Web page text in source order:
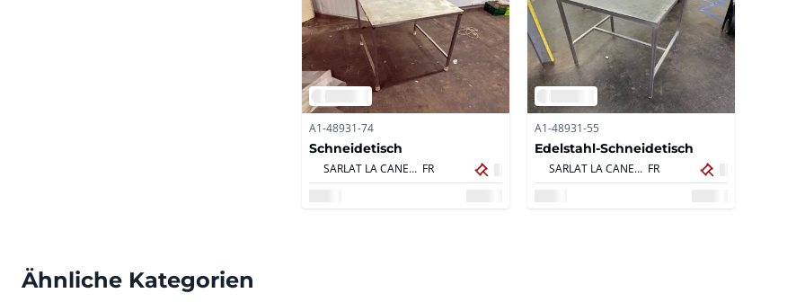
A1-48931-74
Schneidetisch
SARLAT LA CANEDA, FR
A1-48931-55
Edelstahl-Schneidetisch
SARLAT LA CANEDA, FR
Ähnliche Kategorien